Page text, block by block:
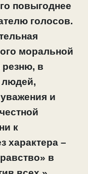
повыгоднее
голосов.
моральной
в
людей,
и
к
характера –
в